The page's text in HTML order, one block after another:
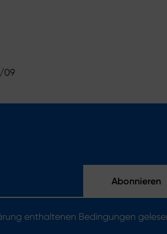
09
enthaltenen Bedingungen